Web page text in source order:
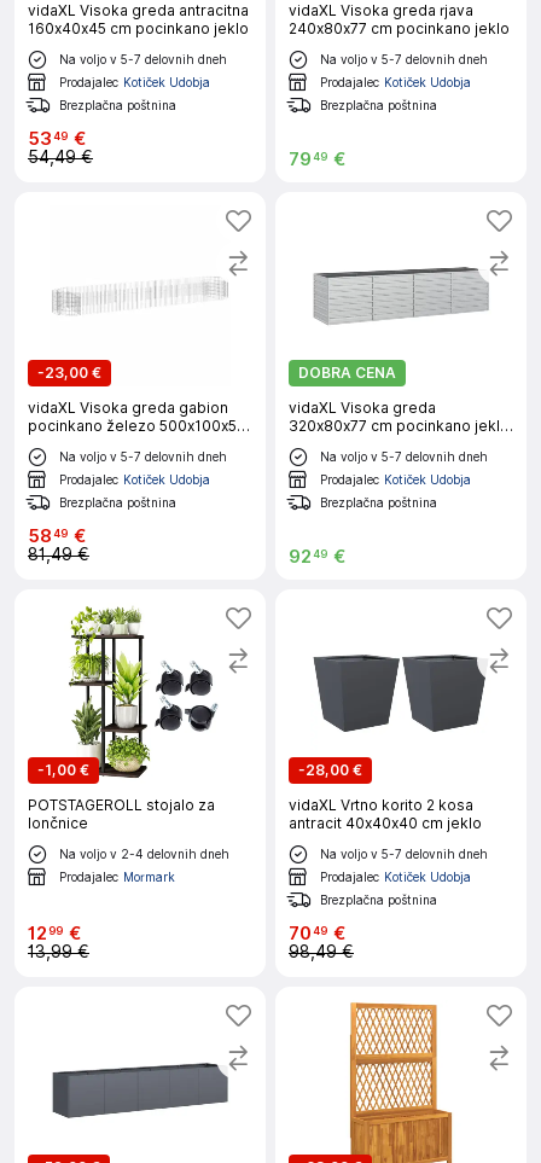
vidaXL Visoka greda antracitna
160x40x45 cm pocinkano jeklo
Na voljo v 5-7 delovnih dneh
Prodajalec Kotiček Udobja
Brezplačna poštnina
5349 €
54,49 €
vidaXL Visoka greda rjava
240x80x77 cm pocinkano jeklo
Na voljo v 5-7 delovnih dneh
Prodajalec Kotiček Udobja
Brezplačna poštnina
7949 €
-23,00 €
vidaXL Visoka greda gabion
pocinkano železo 500x100x50
cm
Na voljo v 5-7 delovnih dneh
Prodajalec Kotiček Udobja
Brezplačna poštnina
5849 €
81,49 €
DOBRA CENA
vidaXL Visoka greda
320x80x77 cm pocinkano jeklo
srebrna
Na voljo v 5-7 delovnih dneh
Prodajalec Kotiček Udobja
Brezplačna poštnina
9249 €
-1,00 €
POTSTAGEROLL stojalo za
lončnice
Na voljo v 2-4 delovnih dneh
Prodajalec Mormark
1299 €
13,99 €
-28,00 €
vidaXL Vrtno korito 2 kosa
antracit 40x40x40 cm jeklo
Na voljo v 5-7 delovnih dneh
Prodajalec Kotiček Udobja
Brezplačna poštnina
7049 €
98,49 €